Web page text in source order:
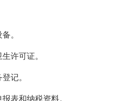
。
许可证。
记。
表和纳税资料。